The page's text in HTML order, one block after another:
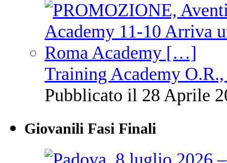
Training Academy
Pubblicato il 28 Aprile
Giovanili Fasi Finali